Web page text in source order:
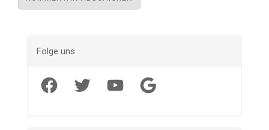
Folge uns
Facebook Twitter YouTube Google